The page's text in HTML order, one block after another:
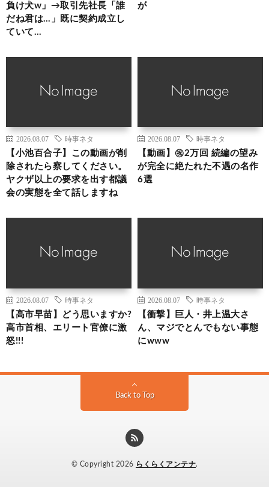
負け犬w」→取引先社長「誰
だね君は…」既に契約成立し
ていて…
が
2026.08.07 時事ネタ
【小池百合子】この動画が削
除されたら察してください。
ヤクザ以上の要求を出す都議
会の実態を全て話しますね
2026.08.07 時事ネタ
【動画】㊗️2万回 続編の望み
が完全に絶たれた不遇の名作
6選
2026.08.07 時事ネタ
【高市早苗】どう思いますか?
高市首相、エリート官僚に激
怒!!!
2026.08.07 時事ネタ
【衝撃】巨人・井上温大さ
ん、マジでとんでもない事態
にwww
Back to Top
© Copyright 2026 らくらくアンテナ.